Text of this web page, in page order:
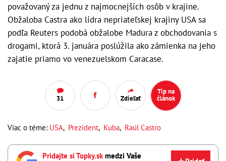
považovaný za jednu z najmocnejších osôb v krajine.
Obžaloba Castra ako lídra nepriateľskej krajiny USA sa
podľa Reuters podobá obžalobe Madura z obchodovania s
drogami, ktorá 3. januára poslúžila ako zámienka na jeho
zajatie priamo vo venezuelskom Caracase.
31 Zdieľať
Tip na
článok
Viac o téme: USA, Prezident, Kuba, Raúl Castro
Pridajte si Topky.skmedzi Vaše